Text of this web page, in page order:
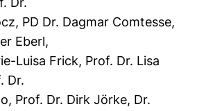
PD Dr. Dagmar Comtesse,
Eberl,
Luisa Frick, Prof. Dr. Lisa
Dr.
Prof. Dr. Dirk Jörke, Dr.